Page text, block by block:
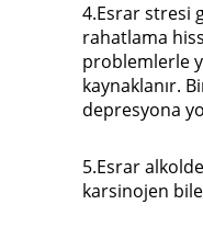
4.Esrar stresi
rahatlama
problemlerle
kaynaklanır.
depresyona
5.Esrar
karsinojen